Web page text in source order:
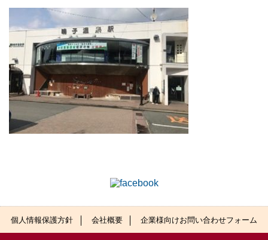
個人情報保護方針 会社概要 企業様向けお問い合わせフォーム